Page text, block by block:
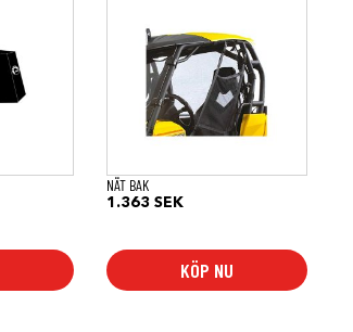
NÄT BAK
1.363SEK
KÖP NU